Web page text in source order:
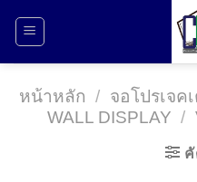
หน้าหลัก / จอโปรเจค
WALL DISPLAY /
คั